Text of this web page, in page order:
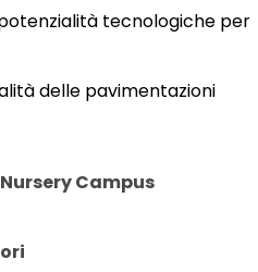
tecnologiche per
delle pavimentazioni
Campus